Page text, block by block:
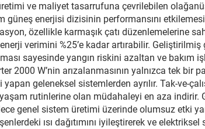
ve maliyet tasarrufuna çevrilebilen
enerjisi dizisinin performansını
özellikle karmaşık çatı düzenlemelerine
verimini %25’e kadar artırabilir. Geliştirilmiş
sayesinde yangın riskini azaltan ve bakım
2000 W’nin arızalanmasının yalnızca tek
geleneksel sistemlerden ayrılır. Tak-ve-
rutinlerine olan müdahaleyi en aza indirir.
genel sistem üretimi üzerinde olumsuz etki
ısı dağıtımını iyileştirerek ve